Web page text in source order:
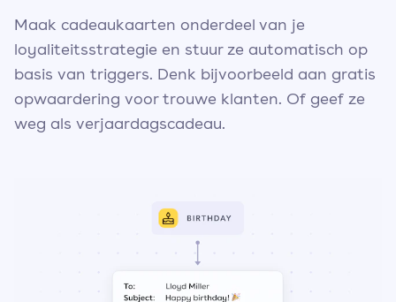
Maak cadeaukaarten onderdeel van je
loyaliteitsstrategie en stuur ze automatisch op
basis van triggers. Denk bijvoorbeeld aan gratis
opwaardering voor trouwe klanten. Of geef ze
weg als verjaardagscadeau.